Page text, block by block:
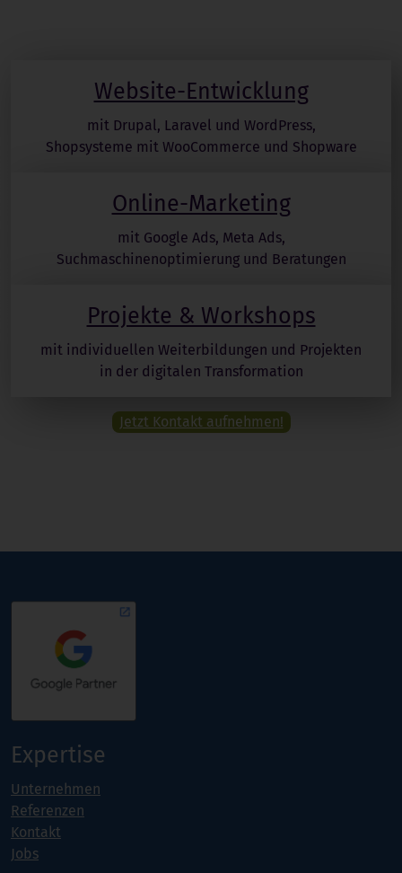
Website-Entwicklung
mit Drupal, Laravel und WordPress,
Shopsysteme mit WooCommerce und Shopware
Online-Marketing
mit Google Ads, Meta Ads,
Suchmaschinenoptimierung und Beratungen
Projekte & Workshops
mit individuellen Weiterbildungen und Projekten
in der digitalen Transformation
Jetzt Kontakt aufnehmen!
Expertise
Unternehmen
Referenzen
Kontakt
Jobs